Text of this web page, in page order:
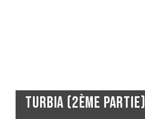
Turbia (2ème partie)